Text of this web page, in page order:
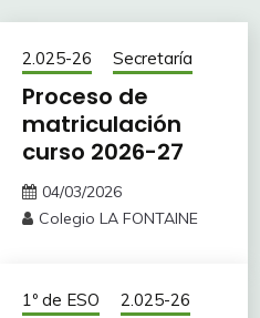
2.025-26 Secretaría
Proceso de
matriculación
curso 2026-27
04/03/2026
Colegio LA FONTAINE
1º de ESO
2.025-26